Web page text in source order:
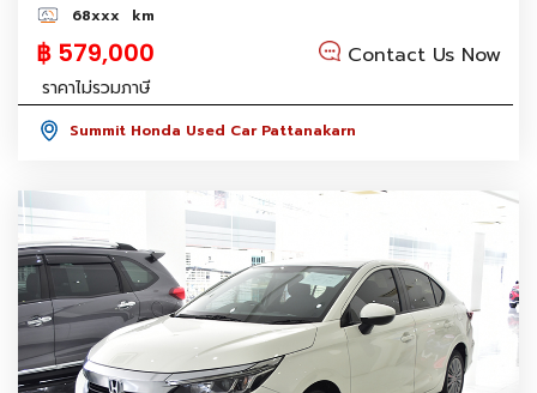
68xxx km
฿ 579,000 Contact Us Now
ราคาไม่รวมภาษี
Summit Honda Used Car Pattanakarn